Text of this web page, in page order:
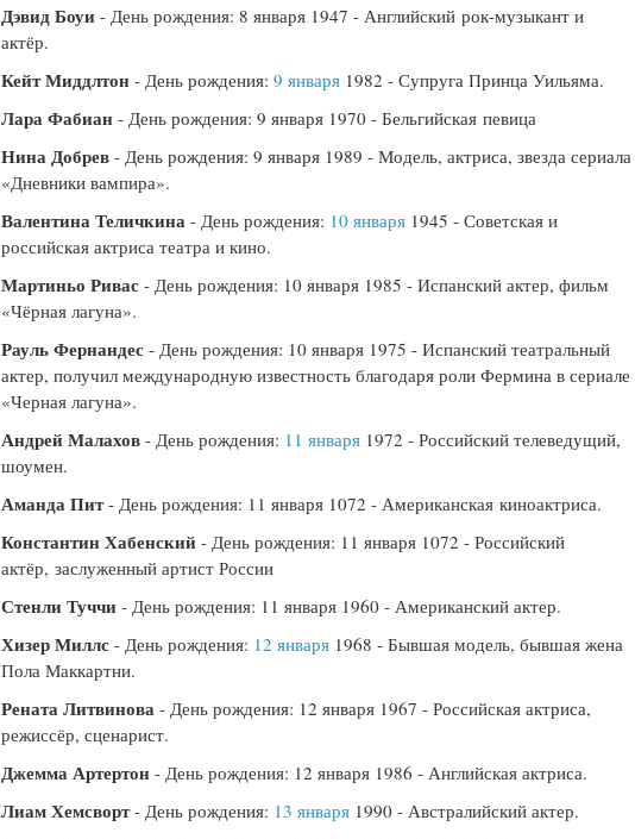
Дэвид Боуи - День рождения: 8 января 1947 - Английский рок-музыкант и
актёр.
Кейт Миддлтон - День рождения:9 января 1982 - Супруга Принца Уильяма.
Лара Фабиан - День рождения: 9 января 1970 - Бельгийская певица
Нина Добрев - День рождения: 9 января 1989 - Модель, актриса, звезда сериала
«Дневники вампира».
Валентина Теличкина - День рождения: 10 января 1945 - Советская и
российская актриса театра и кино.
Мартиньо Ривас - День рождения: 10 января 1985 - Испанский актер, фильм
«Чёрная лагуна».
Рауль Фернандес - День рождения: 10 января 1975 - Испанский театральный
актер, получил международную известность благодаря роли Фермина в сериале
«Черная лагуна».
Андрей Малахов - День рождения: 11 января 1972 - Российский телеведущий,
шоумен.
Аманда Пит- День рождения: 11 января 1072 - Американская киноактриса.
Константин Хабенский - День рождения: 11 января 1072 - Российский
актёр, заслуженный артист России
Стенли Туччи - День рождения: 11 января 1960 - Американский актер.
Хизер Миллс - День рождения: 12 января 1968 - Бывшая модель, бывшая жена
Пола Маккартни.
Рената Литвинова - День рождения: 12 января 1967 - Российская актриса,
режиссёр, сценарист.
Джемма Артертон - День рождения: 12 января 1986 - Английская актриса.
Лиам Хемсворт- День рождения: 13 января 1990 - Австралийский актер.